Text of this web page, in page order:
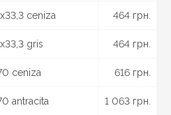
ceniza 464 грн.
gris 464 грн.
ceniza 616 грн.
antracita 1 063 грн.